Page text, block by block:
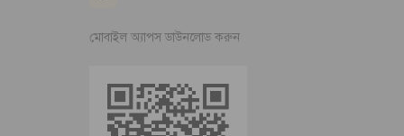
মোবাইল অ্যাপস ডাউনলোড করুন